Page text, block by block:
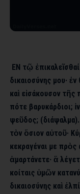
ΕΝ τῷ
δικαιοσύνης μου·
καὶ εἰσάκουσον
πότε βαρυκάρδιοι;
ψεῦδος;
τὸν ὅσιον αὐτοῦ·
κεκραγέναι με πρὸς
ἁμαρτάνετε· ἃ
κοίταις ὑμῶν
δικαιοσύνης καὶ